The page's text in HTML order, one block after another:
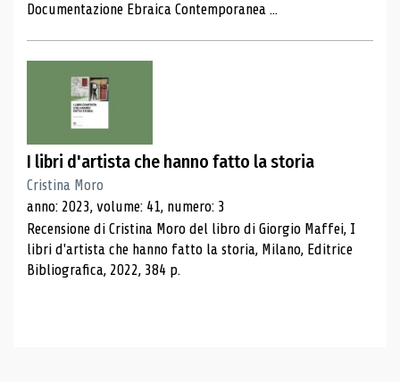
Documentazione Ebraica Contemporanea ...
I libri d'artista che hanno fatto la storia
Cristina Moro
anno: 2023, volume: 41, numero: 3
Recensione di Cristina Moro del libro di Giorgio Maffei, I
libri d'artista che hanno fatto la storia, Milano, Editrice
Bibliografica, 2022, 384 p.